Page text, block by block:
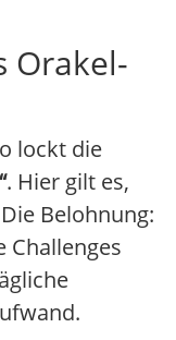
Orakel-
lockt die
. Hier gilt es,
Belohnung:
Challenges